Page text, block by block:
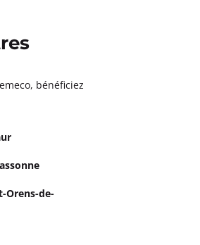
bénéficiez
Orens-de-